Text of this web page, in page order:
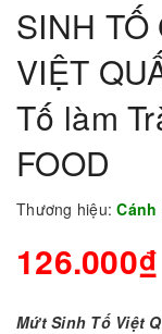
SINH TỐ
VIỆT
Tố làm
FOOD
Thương hiệu:
126.000₫
Mứt Sinh Tố Việt